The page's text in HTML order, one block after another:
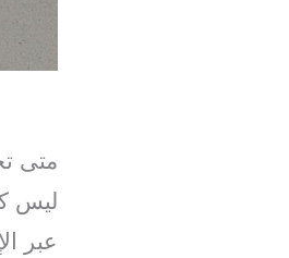
متى
ليس
عبر